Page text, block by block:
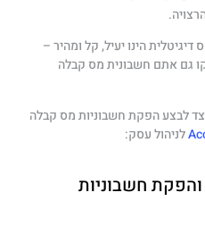
הינו יעיל, קל ומהיר –
גם אתם חשבונית מס קבלה
לבצע הפקת חשבוניות מס קבלה
לניהול עסק:
חשבוניות